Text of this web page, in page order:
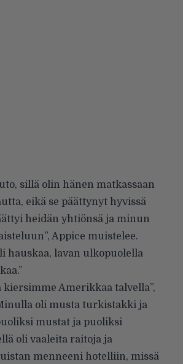
sillä olin hänen matkassaan
eikä se päättynyt hyvissä
heidän yhtiönsä ja minun
Appice muistelee.
hauskaa, lavan ulkopuolella
Amerikkaa talvella”,
oli musta turkistakki ja
mustat ja puoliksi
oli vaaleita raitoja ja
menneeni hotelliin, missä